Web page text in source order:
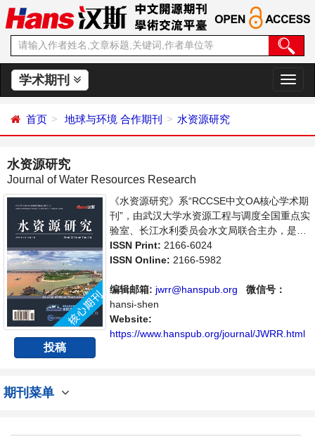
学术期刊
切
换
首页 地球与环境 合作期刊 水资源研究
水资源研究
Journal of Water Resources Research
投稿
《水资源研究》系“RCCSE中文OA核心学术期
刊”，由武汉大学水资源工程与调度全国重点实
验室、长江水利委员会水文局联合主办，是开
放获取期刊，以传播和展示世界水文水资源研
究领域最新成果、推进中国水文水资源研究走
发利用，水环境保护的理论方法、技术经验和
应用成果以及水文水资源研究新的发展方向和
具有前瞻性的水战略性问题，为广大水文水资
源研究者及相关技术人员提供一个免...
ISSN Print: 2166-6024
ISSN Online: 2166-5982
编辑邮箱: jwrr@hanspub.org
微信号：
hansi-shen
Website:
https://www.hanspub.org/journal/JWRR.html
期刊菜单